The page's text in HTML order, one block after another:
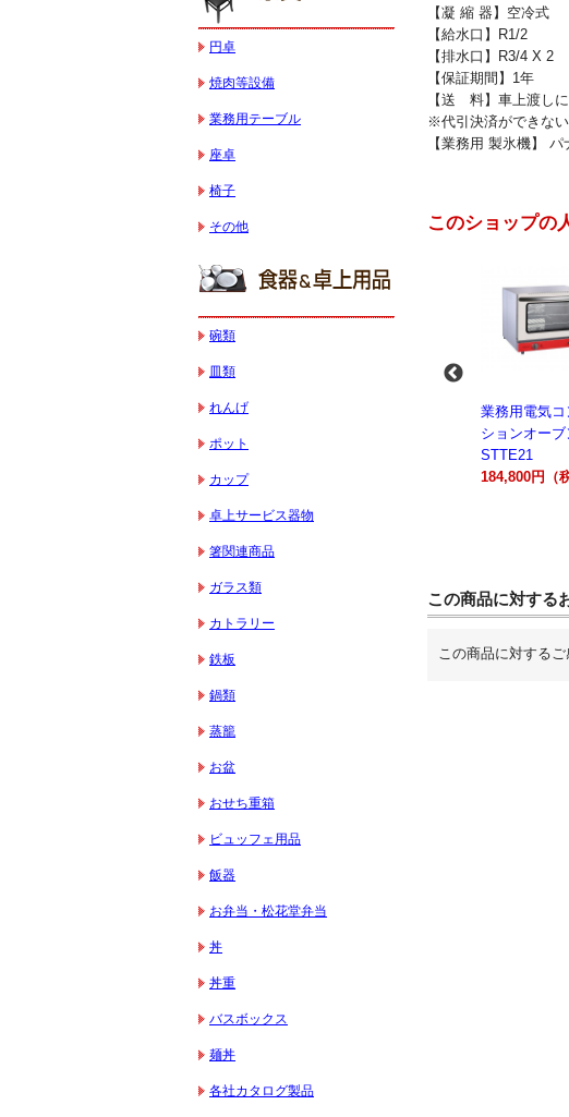
【凝 縮 器】空冷式
【給水口】R1/2
【排水口】R3/4 X 2
【保証期間】1年
【送 料】車上渡し
※代引決済ができな
【業務用 製氷機】
このショップの
業務用スパイラルミ
キサー 30L
HTHS30IN
595,100円（税込）
業務用電気コ
ションオーブ
STTE66F
242,000円（
この商品に対する
この商品に対するご
円卓
焼肉等設備
業務用テーブル
座卓
椅子
その他
碗類
皿類
れんげ
ポット
カップ
卓上サービス器物
箸関連商品
ガラス類
カトラリー
鉄板
鍋類
蒸籠
お盆
おせち重箱
ビュッフェ用品
飯器
お弁当・松花堂弁当
丼
丼重
バスボックス
麺丼
各社カタログ製品